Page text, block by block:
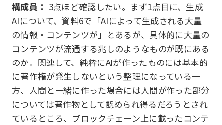
構成員： 3点ほど確認したい。まず1点目に、生成
AIについて、資料6で「AIによって生成される大量
の情報・コンテンツが」とあるが、具体的に大量の
コンテンツが流通する兆しのようなものが既にある
のか。関連して、純粋にAIが作ったものには基本的
に著作権が発生しないという整理になっている一
方、人間と一緒に作った場合には人間が作った部分
については著作物として認められ得るだろうとされ
ているところ、ブロックチェーン上に載ったコンテ